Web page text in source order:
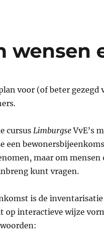
wensen
voor (of beter gezegd
cursusLimburgseVvE’s
een
maar om
kunt vragen.
is de
interactieve wijze